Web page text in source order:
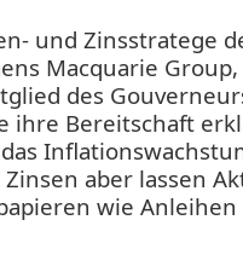
und Zinsstratege
Macquarie
des
ihre Bereitschaft
aber lassen
wie